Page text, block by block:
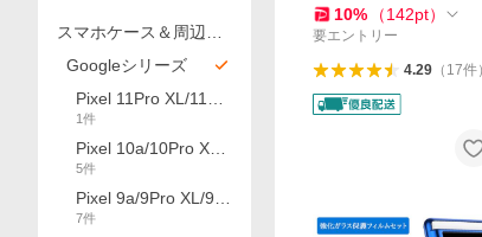
6a 5a 4a 5g ケース カ
納
10% （142pt）
要エントリー
4.29（ 17件）
スマホケース＆周辺商
品
Googleシリーズ
Pixel 11Pro XL/11Pr
o/11
1件
Pixel 10a/10Pro XL/
10Pro/10
5件
Pixel 9a/9Pro XL/9Pr
o/9
7件